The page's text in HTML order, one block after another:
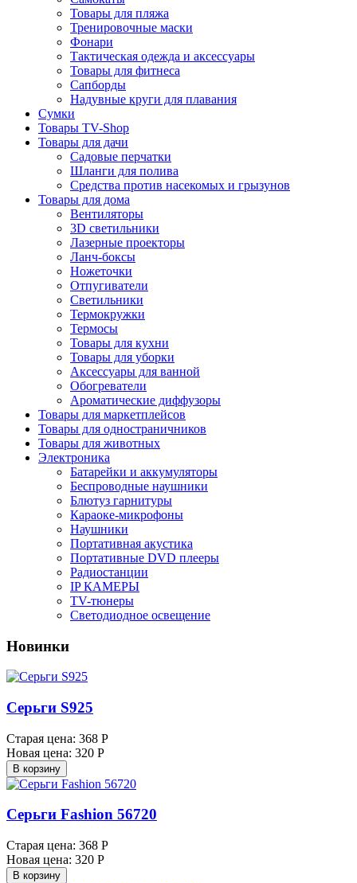
Товары для пляжа
Тренировочные маски
Фонари
Тактическая одежда и аксессуары
Товары для фитнеса
Сапборды
Надувные круги для плавания
Сумки
Товары TV-Shop
Товары для дачи
Садовые перчатки
Шланги для полива
Средства против насекомых и грызунов
Товары для дома
Вентиляторы
3D светильники
Лазерные проекторы
Ланч-боксы
Ножеточки
Отпугиватели
Светильники
Термокружки
Термосы
Товары для кухни
Товары для уборки
Аксессуары для ванной
Обогреватели
Ароматические диффузоры
Товары для маркетплейсов
Товары для одностраничников
Товары для животных
Электроника
Батарейки и аккумуляторы
Беспроводные наушники
Блютуз гарнитуры
Караоке-микрофоны
Наушники
Портативная акустика
Портативные DVD плееры
Радиостанции
IP КАМЕРЫ
TV-тюнеры
Светодиодное освещение
Новинки
Серьги S925
Старая цена: 368 Р
Новая цена: 320 Р
В корзину
Серьги Fashion 56720
Старая цена: 368 Р
Новая цена: 320 Р
В корзину